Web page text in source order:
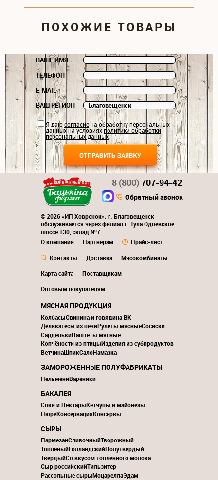
ПОХОЖИЕ ТОВАРЫ
ВАШЕ ИМЯ
ТЕЛЕФОН
E-MAIL
ВАШ РЕГИОН
Я даюсогласиена обработку персональных
данных на условияхполитики обработки
персональных данных.
© 2026 «ИП Ховренок». г. Благовещенск
обслуживается через филиал г. Тула Одоевское
шоссе 130, склад №7
О компании
Партнерам
Прайс-лист
Контакты
Доставка
Мясокомбинаты
Карта сайта
Поставщикам
Оптовым покупателям
8 (800)707-94-42
Обратный звонок
МЯСНАЯ ПРОДУКЦИЯ
КолбасыСвинина и говядина ВК
Деликатесы из печиРулеты мясныеСосиски
СарделькиПаштеты мясные
Копчёности из птицыИзделия из субпродуктов
ВетчинаШпикСалоНамазка
ЗАМОРОЖЕННЫЕ ПОЛУФАБРИКАТЫ
ПельмениВареники
БАКАЛЕЯ
Соки и НектарыКетчупы и майонезы
ПюреКонсервацияКонсервы
СЫРЫ
ПармезанСливочныйТворожный
ТопленыйГолландскийПолутвердый
ТвердыйСо вкусом топленного молока
Сыр российскийТильзитер
Рассольные сырыМоцареллаЭдам